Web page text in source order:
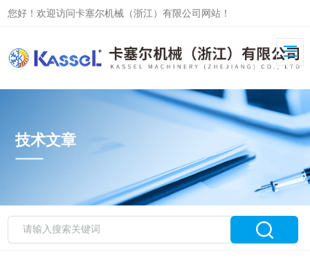
您好！欢迎访问卡塞尔机械（浙江）有限公司网站！
技术文章